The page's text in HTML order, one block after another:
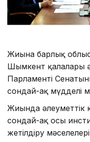
Жиынға барлық
Шымкент қалалары
Парламенті
сондай-ақ мүдделі
Жиында әлеуметтік
сондай-ақ осы
жетілдіру